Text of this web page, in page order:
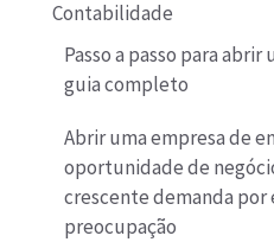
Contabilidade
Passo a passo para
guia completo
Abrir uma empresa de
oportunidade de
crescente demanda por
preocupação